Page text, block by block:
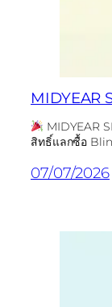
MIDYEAR
MIDYEAR
สิทธิ์แลกซื้อ
07/07/2026